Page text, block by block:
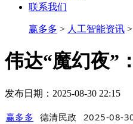
联系我们
赢多多 > 人工智能资讯 >
伟达“魔幻夜”
发布日期：2025-08-30 22:15
赢多多 德清民政 2025-08-